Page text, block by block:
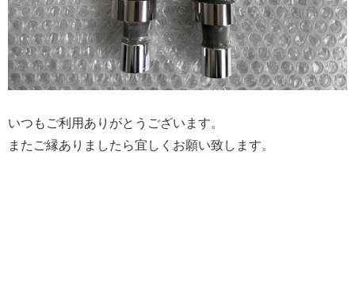
いつもご利用ありがとうございます。
またご縁ありましたら宜しくお願い致します。